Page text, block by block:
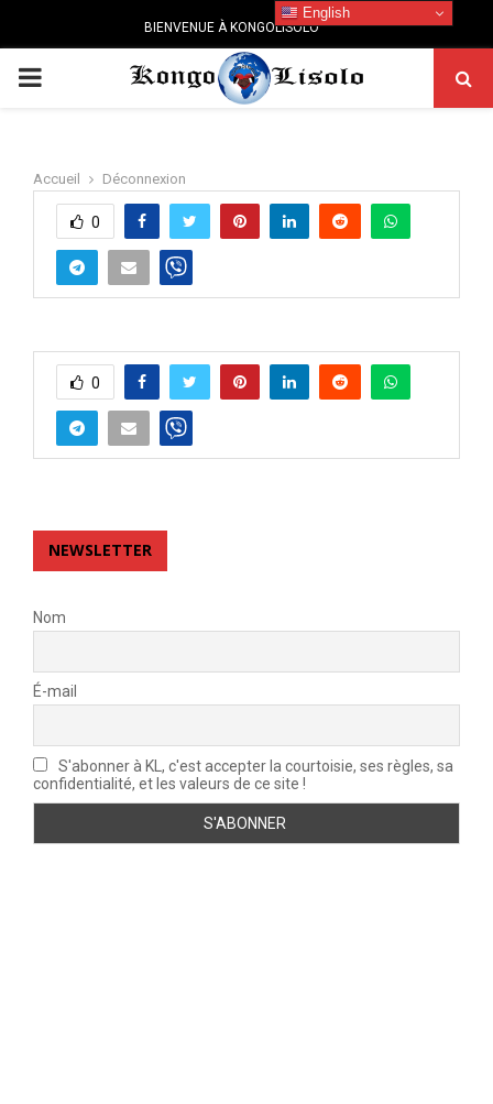
BIENVENUE À KONGOLISOLO
PRIMARY
Accueil Déconnexion
0
0
NEWSLETTER
Nom
É-mail
S'abonner à KL, c'est accepter la courtoisie, ses règles, sa
confidentialité, et les valeurs de ce site !
English